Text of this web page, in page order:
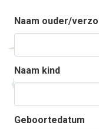
Naam ouder/
Naam kind
Geboortedatum